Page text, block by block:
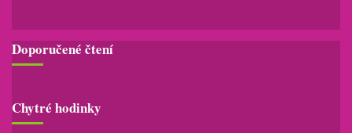
Doporučené čtení
Chytré hodinky